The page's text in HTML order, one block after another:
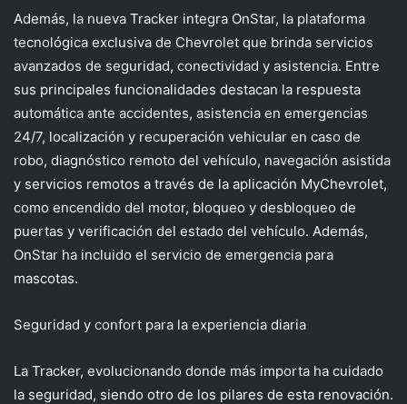
Además, la nueva Tracker integra OnStar, la plataforma
tecnológica exclusiva de Chevrolet que brinda servicios
avanzados de seguridad, conectividad y asistencia. Entre
sus principales funcionalidades destacan la respuesta
automática ante accidentes, asistencia en emergencias
24/7, localización y recuperación vehicular en caso de
robo, diagnóstico remoto del vehículo, navegación asistida
y servicios remotos a través de la aplicación MyChevrolet,
como encendido del motor, bloqueo y desbloqueo de
puertas y verificación del estado del vehículo. Además,
OnStar ha incluido el servicio de emergencia para
mascotas.
Seguridad y confort para la experiencia diaria
La Tracker, evolucionando donde más importa ha cuidado
la seguridad, siendo otro de los pilares de esta renovación.